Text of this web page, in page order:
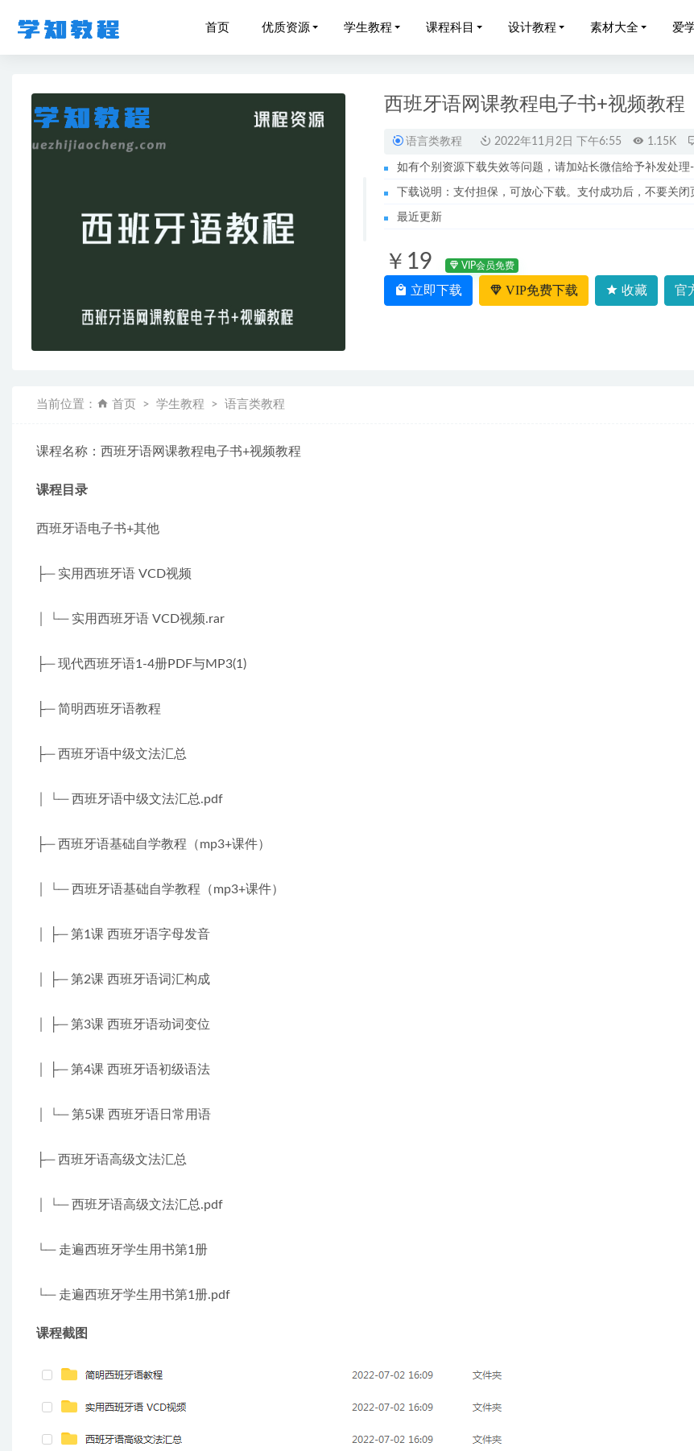
首页 优质资源 学生教程 课程科目 设计教程 素材大全 爱
西班牙语网课教程电子书+视频教程
语言类教程 2022年11月2日 下午6:55 1.15K
如有个别资源下载失效等问题，请加站长微信给予补发处理
下载说明：支付担保，可放心下载。支付成功后，不要关
最近更新
￥19 VIP会员免费
立即下载 VIP免费下载 收藏 官
当前位置： 首页 学生教程 语言类教程
课程名称：西班牙语网课教程电子书+视频教程
课程目录
西班牙语电子书+其他
├─ 实用西班牙语 VCD视频
│ └─ 实用西班牙语 VCD视频.rar
├─ 现代西班牙语1-4册PDF与MP3(1)
├─ 简明西班牙语教程
├─ 西班牙语中级文法汇总
│ └─ 西班牙语中级文法汇总.pdf
├─ 西班牙语基础自学教程（mp3+课件）
│ └─ 西班牙语基础自学教程（mp3+课件）
│ ├─ 第1课 西班牙语字母发音
│ ├─ 第2课 西班牙语词汇构成
│ ├─ 第3课 西班牙语动词变位
│ ├─ 第4课 西班牙语初级语法
│ └─ 第5课 西班牙语日常用语
├─ 西班牙语高级文法汇总
│ └─ 西班牙语高级文法汇总.pdf
└─ 走遍西班牙学生用书第1册
└─ 走遍西班牙学生用书第1册.pdf
课程截图
23年作业帮邵娜2023高二语文网课教程+讲义暑假班 2023-03-27
初中语文网课教程简单学习网初一语文教程文言文专题训练视频教程
高中数学网课教程2022【周帅S】高考数学二轮复习资料视频教程
作业帮2023张亚柔高三语文a班课程23年高考语文二三轮复习教程春